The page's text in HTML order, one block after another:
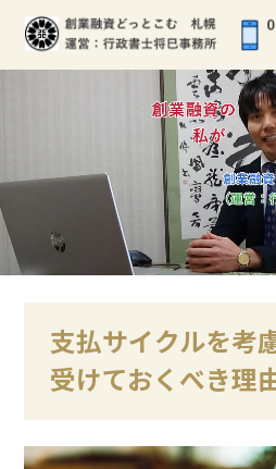
支払サイクルを考
受けておくべき理